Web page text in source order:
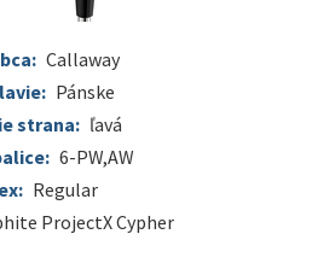
Callaway
Pánske
strana: ľavá
6-PW,AW
Regular
ProjectX Cypher